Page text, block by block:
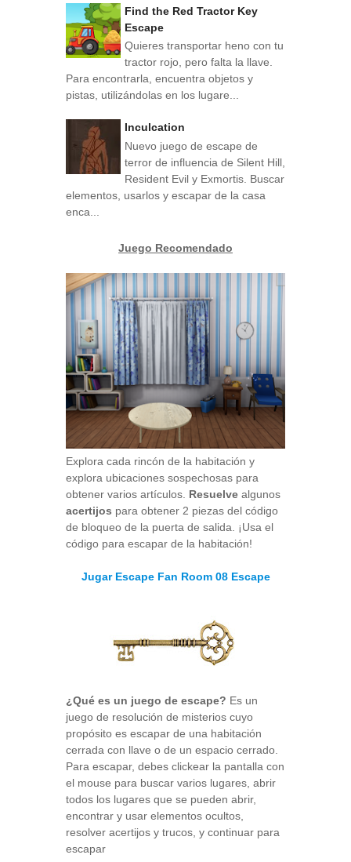
Find the Red Tractor Key
Escape
Quieres transportar heno con tu
tractor rojo, pero falta la llave.
Para encontrarla, encuentra objetos y
pistas, utilizándolas en los lugare...
Inculcation
Nuevo juego de escape de
terror de influencia de Silent Hill,
Resident Evil y Exmortis. Buscar
elementos, usarlos y escapar de la casa
enca...
Juego Recomendado
Explora cada rincón de la habitación y
explora ubicaciones sospechosas para
obtener varios artículos. Resuelve algunos
acertijos para obtener 2 piezas del código
de bloqueo de la puerta de salida. ¡Usa el
código para escapar de la habitación!
Jugar Escape Fan Room 08 Escape
¿Qué es un juego de escape? Es un
juego de resolución de misterios cuyo
propósito es escapar de una habitación
cerrada con llave o de un espacio cerrado.
Para escapar, debes clickear la pantalla con
el mouse para buscar varios lugares, abrir
todos los lugares que se pueden abrir,
encontrar y usar elementos ocultos,
resolver acertijos y trucos, y continuar para
escapar